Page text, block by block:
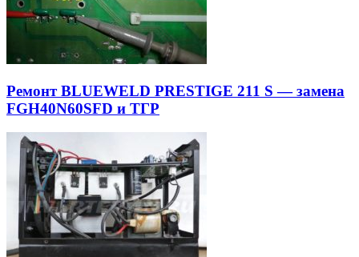
Ремонт BLUEWELD PRESTIGE 211 S — замена
FGH40N60SFD и ТГР